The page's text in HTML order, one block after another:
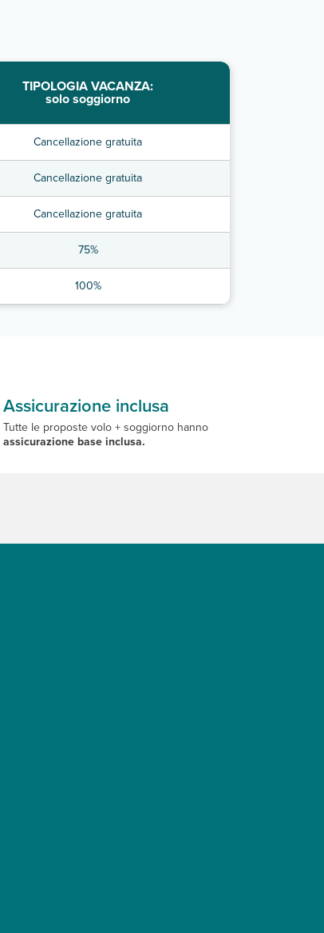
TIPOLOGIA VACANZA:
solo soggiorno
Cancellazione gratuita
Cancellazione gratuita
Cancellazione gratuita
75%
100%
Assicurazione inclusa
Tutte le proposte volo + soggiorno hanno
assicurazione base inclusa.